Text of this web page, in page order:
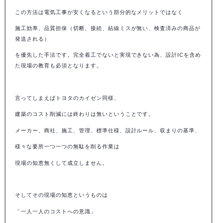
この方法は電気工事が安くなるという部分的なメリットではなく
施工効率、品質担保（切断、接続、結線ミスが無い、検査済みの商品が
発送される）
を優先した手法です。完全着工でないと実現できない為、設計 ICを含め
た現場の教育も必須となります。
言ってしまえばトヨタのカイゼン同様、
建築のコスト削減には終わりは無いということです。
メーカー、商社、施工、管理、標準仕様、設計ルール、収まりの基準、
様々な要所一つ一つの無駄を削る作業は
現場の知恵無くして成立しません。
そしてその現場の知恵というものは
「一人一人のコストへの意識」